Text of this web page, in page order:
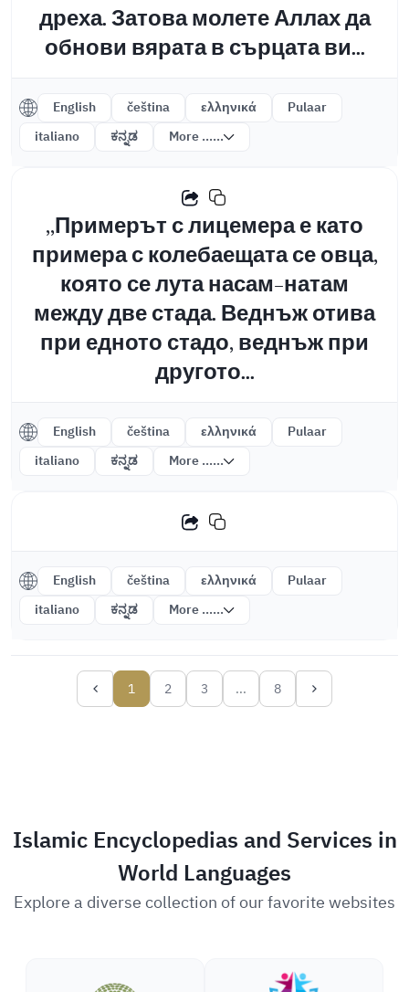
дреха. Затова молете Аллах да
обнови вярата в сърцата ви...
English čeština ελληνικά
Pulaar
italiano
ಕನ್ನಡ More ......
,,Примерът с лицемера е като
примера с колебаещата се овца,
която се лута насам-натам
между две стада. Веднъж отива
при едното стадо, веднъж при
другото...
English čeština ελληνικά
Pulaar
italiano
ಕನ್ನಡ More ......
English čeština ελληνικά
Pulaar
italiano
ಕನ್ನಡ More ......
1 2 3 ... 8
Islamic Encyclopedias and Services in
World Languages
Explore a diverse collection of our favorite websites